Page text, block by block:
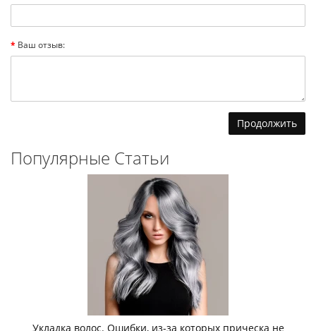
Ваш отзыв:
Продолжить
Популярные Статьи
Укладка волос. Ошибки, из-за которых прическа не